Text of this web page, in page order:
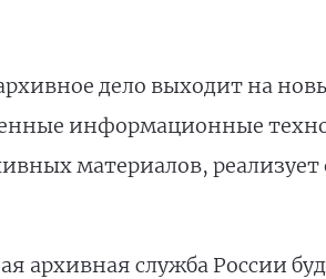
дело выходит нa
информационные
материалов,
архивная служба России